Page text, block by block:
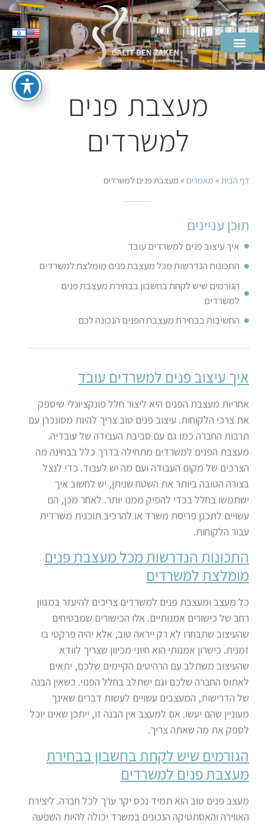
מעצבת פנים
למשרדים
דף הבית » מאמרים» מעצבת פנים למשרדים
תוכן עניינים
איך עיצוב פנים למשרדים עובד
התכונות הנדרשות מכל מעצבת פנים מומלצת למשרדים
הגורמים שיש לקחת בחשבון בבחירת מעצבת פנים
למשרדים
החשיבות בבחירת מעצבת הפנים הנכונה לכם
איך עיצוב פנים למשרדים עובד
אחריות מעצבת הפנים היא ליצור חלל פונקציונלי שיספק
את צרכי הלקוחות. עיצוב פנים טוב צריך להיות מסונכרן עם
תרבות החברה כמו גם עם סביבת העבודה של עובדיה.
מעצבת הפנים למשרדים מתחילה בדרך כלל בבחינה מה
הצרכים של מקום העבודה ועם מה יש לעבוד. כדי לנצל
בצורה הטובה ביותר את השטח שניתן, יש לחשוב איך
ישתמשו בחלל בכדי להפיק ממנו יותר. לאחר מכן, הם
עשויים לתכנן פריסת משרד או להרכיב תוכנית משרדית
עבור הלקוחות.
התכונות הנדרשות מכל מעצבת פנים
מומלצת למשרדים
כל מעצב ומעצבת פנים למשרדים צריכים להיעזר במגוון
רחב של כישורים אמנותיים. אלו הכישורים שמבטיחים
שהעיצוב שתבחרו לא רק ייראה טוב, אלא יהיה פרקטי בו
זמנית. כישרון אמנותי הוא חיוני מכיוון שצריך לוודא
שהעיצוב משתלב עם הרהיטים הקיימים שלכם, יתאים
לאתוס החברה שלכם וגם ישתלב בחלל הפנוי. כשאין הבנה
של הדרישות, המעצבים עשויים לעשות דברים שאינך
מעוניין שהם יעשו. אם למעצב אין הבנה זו, ייתכן שאינו יוכל
לספק את מה שאתה צריך.
הגורמים שיש לקחת בחשבון בבחירת
מעצבת פנים למשרדים
מעצב פנים טוב הוא תמיד נכס יקר ערך לכל חברה. ליצירת
האווירה והאסתטיקה הנכונים במשרד יכולה להיות השפעה